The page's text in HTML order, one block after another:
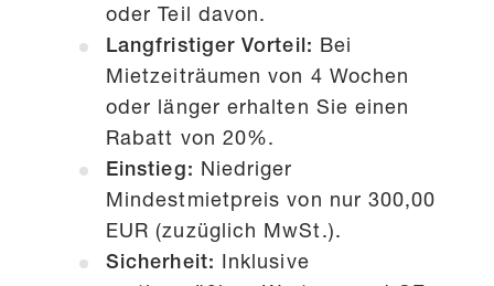
oder Teil davon.
Langfristiger Vorteil: Bei
Mietzeiträumen von 4 Wochen
oder länger erhalten Sie einen
Rabatt von 20%.
Einstieg: Niedriger
Mindestmietpreis von nur 300,00
EUR (zuzüglich MwSt.).
Sicherheit: Inklusive